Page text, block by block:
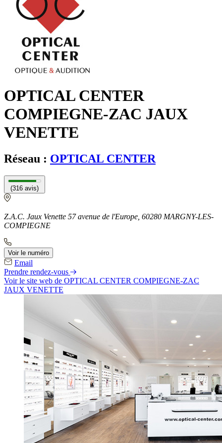
OPTICAL CENTER
COMPIEGNE-ZAC JAUX
VENETTE
Réseau : OPTICAL CENTER
(316 avis)
Z.A.C. Jaux Venette 57 avenue de l'Europe, 60280 MARGNY-LES-
COMPIEGNE
Voir le numéro
Email
Prendre rendez-vous
Voir le site web de OPTICAL CENTER COMPIEGNE-ZAC
JAUX VENETTE